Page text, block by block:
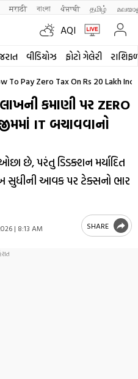
मराठी বাংলা ਪੰਜਾਬੀ தமிழ்
AQI
વીડિયોઝ ફોટો ગેલેરી
To Pay Zero Tax On Rs 20 Lakh
કમાણી પર ZERO
IT બચાવવાનો
છે, પરંતુ ડિડક્શન મર્યાદિત
સુધીની આવક પર ટેક્સનો ભાર
| 8:13 AM SHARE